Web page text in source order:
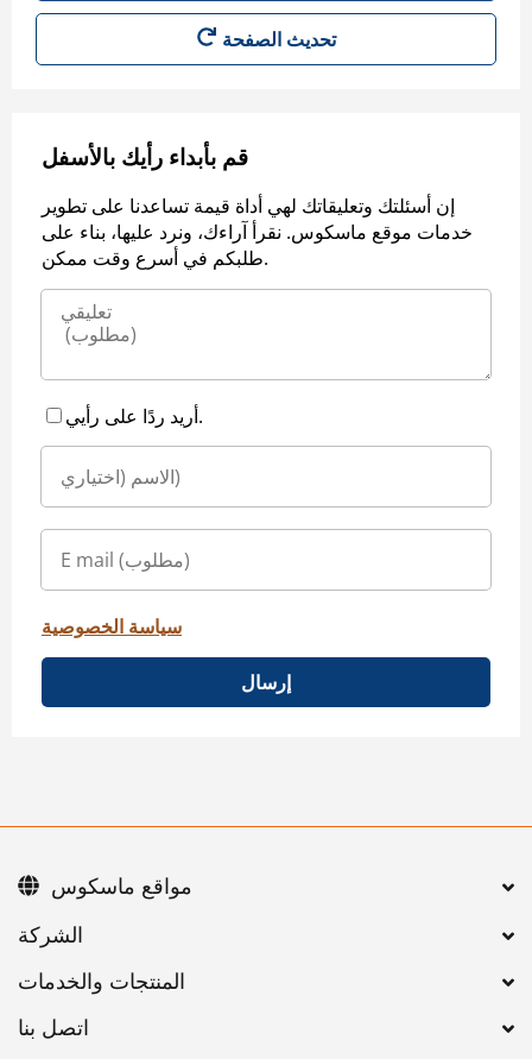
تحديث الصفحة
قم بأبداء رأيك بالأسفل
إن أسئلتك وتعليقاتك لهي أداة قيمة تساعدنا على تطوير
خدمات موقع ماسكوس. نقرأ آراءك، ونرد عليها، بناء على
طلبكم في أسرع وقت ممكن.
أريد ردًا على رأيي.
سياسة الخصوصية
إرسال
اتصل بنا
مواقع ماسكوس